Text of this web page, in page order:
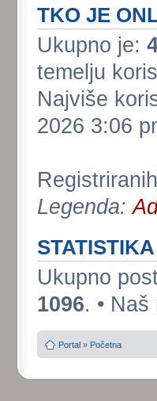
TKO JE
Ukupno je:
temelju
Najviše
2026 3:06
Legenda:
STATISTIKA
Ukupno
1096. •
Portal » Početna